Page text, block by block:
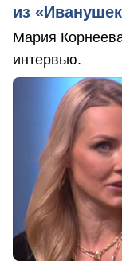
из
Мария
интервью.